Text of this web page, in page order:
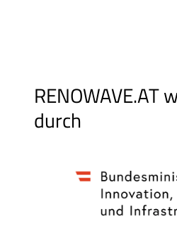
RENOWAVE.AT
durch